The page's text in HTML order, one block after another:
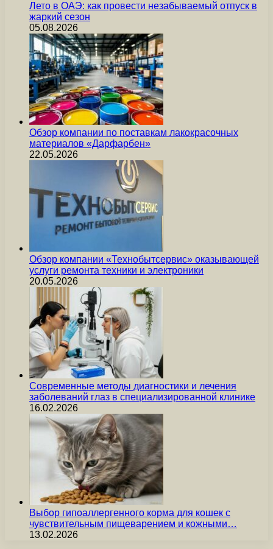
Лето в ОАЭ: как провести незабываемый отпуск в
жаркий сезон
05.08.2026
Обзор компании по поставкам лакокрасочных
материалов «Дарфарбен»
22.05.2026
Обзор компании «Технобытсервис» оказывающей
услуги ремонта техники и электроники
20.05.2026
Современные методы диагностики и лечения
заболеваний глаз в специализированной клинике
16.02.2026
Выбор гипоаллергенного корма для кошек с
чувствительным пищеварением и кожными…
13.02.2026